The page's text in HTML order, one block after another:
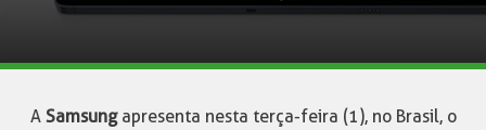
A Samsungapresenta nesta terça-feira (1), no Brasil, o